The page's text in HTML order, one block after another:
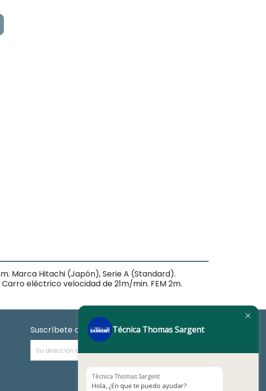
Marca Hitachi (Japón), Serie A (Standard).
eléctrico velocidad de 21m/min. FEM 2m.
Suscríbete a nuestro NewsletterTécnica Thomas Sargent
Técnica Thomas Sargent
Hola, ¿En que te puedo ayudar?